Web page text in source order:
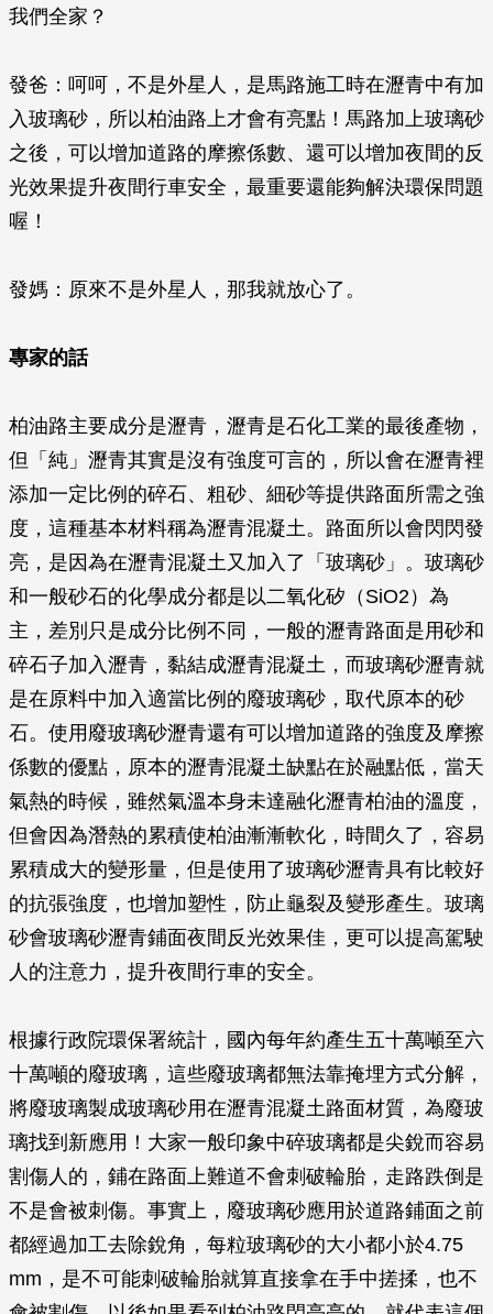
我們全家？
發爸：呵呵，不是外星人，是馬路施工時在瀝青中有加
入玻璃砂，所以柏油路上才會有亮點！馬路加上玻璃砂
之後，可以增加道路的摩擦係數、還可以增加夜間的反
光效果提升夜間行車安全，最重要還能夠解決環保問題
喔！
發媽：原來不是外星人，那我就放心了。
專家的話
柏油路主要成分是瀝青，瀝青是石化工業的最後產物，
但「純」瀝青其實是沒有強度可言的，所以會在瀝青裡
添加一定比例的碎石、粗砂、細砂等提供路面所需之強
度，這種基本材料稱為瀝青混凝土。路面所以會閃閃發
亮，是因為在瀝青混凝土又加入了「玻璃砂」。玻璃砂
和一般砂石的化學成分都是以二氧化矽（SiO2）為
主，差別只是成分比例不同，一般的瀝青路面是用砂和
碎石子加入瀝青，黏結成瀝青混凝土，而玻璃砂瀝青就
是在原料中加入適當比例的廢玻璃砂，取代原本的砂
石。使用廢玻璃砂瀝青還有可以增加道路的強度及摩擦
係數的優點，原本的瀝青混凝土缺點在於融點低，當天
氣熱的時候，雖然氣溫本身未達融化瀝青柏油的溫度，
但會因為潛熱的累積使柏油漸漸軟化，時間久了，容易
累積成大的變形量，但是使用了玻璃砂瀝青具有比較好
的抗張強度，也增加塑性，防止龜裂及變形產生。玻璃
砂會玻璃砂瀝青鋪面夜間反光效果佳，更可以提高駕駛
人的注意力，提升夜間行車的安全。
根據行政院環保署統計，國內每年約產生五十萬噸至六
十萬噸的廢玻璃，這些廢玻璃都無法靠掩埋方式分解，
將廢玻璃製成玻璃砂用在瀝青混凝土路面材質，為廢玻
璃找到新應用！大家一般印象中碎玻璃都是尖銳而容易
割傷人的，鋪在路面上難道不會刺破輪胎，走路跌倒是
不是會被刺傷。事實上，廢玻璃砂應用於道路鋪面之前
都經過加工去除銳角，每粒玻璃砂的大小都小於4.75
mm，是不可能刺破輪胎就算直接拿在手中搓揉，也不